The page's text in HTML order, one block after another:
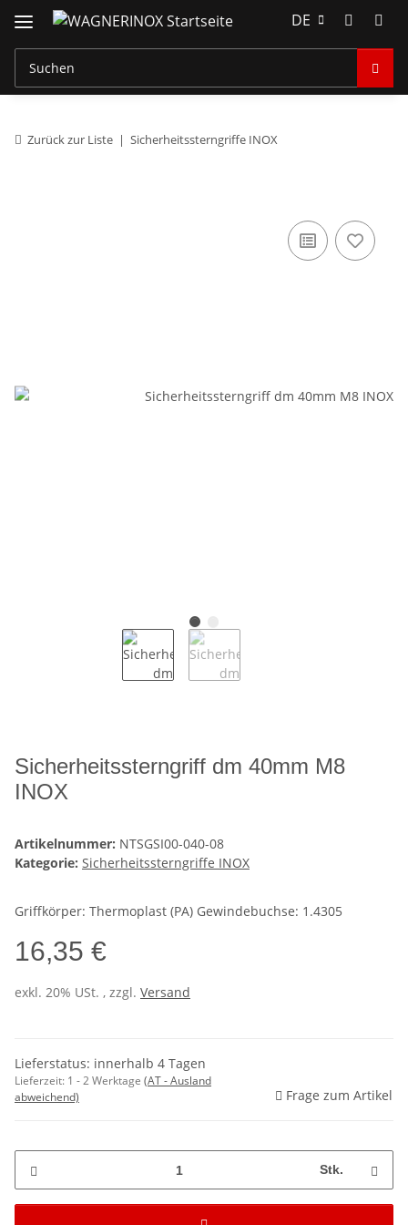
DE
Zurück zur Liste Sicherheitssterngriffe INOX
Sicherheitssterngriff dm 40mm M8
INOX
Artikelnummer: NTSGSI00-040-08
Kategorie: Sicherheitssterngriffe INOX
Griffkörper: Thermoplast (PA) Gewindebuchse: 1.4305
16,35 €
exkl. 20% USt. , zzgl. Versand
Lieferstatus: innerhalb 4 Tagen
Lieferzeit: 1 - 2 Werktage (AT - Ausland
abweichend)
Frage zum Artikel
Stk.